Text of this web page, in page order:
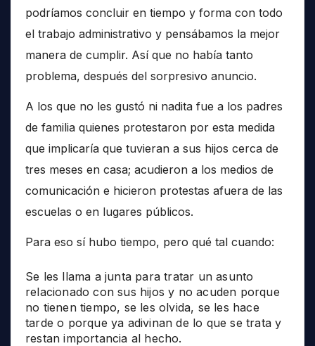
podríamos concluir en tiempo y forma con todo
el trabajo administrativo y pensábamos la mejor
manera de cumplir. Así que no había tanto
problema, después del sorpresivo anuncio.
A los que no les gustó ni nadita fue a los padres
de familia quienes protestaron por esta medida
que implicaría que tuvieran a sus hijos cerca de
tres meses en casa; acudieron a los medios de
comunicación e hicieron protestas afuera de las
escuelas o en lugares públicos.
Para eso sí hubo tiempo, pero qué tal cuando:
Se les llama a junta para tratar un asunto
relacionado con sus hijos y no acuden porque
no tienen tiempo, se les olvida, se les hace
tarde o porque ya adivinan de lo que se trata y
restan importancia al hecho.